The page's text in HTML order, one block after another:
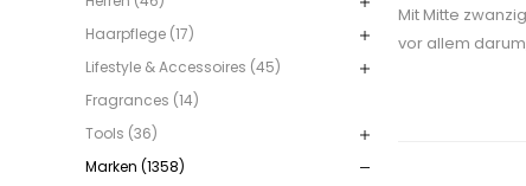
Haarpflege (17)
Lifestyle & Accessoires (45)
Fragrances (14)
Tools (36)
Marken (1358)
Mit Mitte
vor allem